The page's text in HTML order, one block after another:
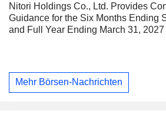
Nitori Holdings Co., Ltd. Provides
Guidance for the Six Months Ending
and Full Year Ending March 31, 2027
Mehr Börsen-Nachrichten